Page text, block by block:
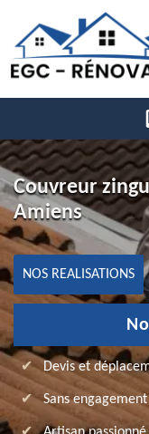
Couvreur
Amiens
NOS REALISATIONS
Devis et
Sans engagement